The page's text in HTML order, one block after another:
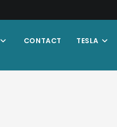
CONTACT TESLA